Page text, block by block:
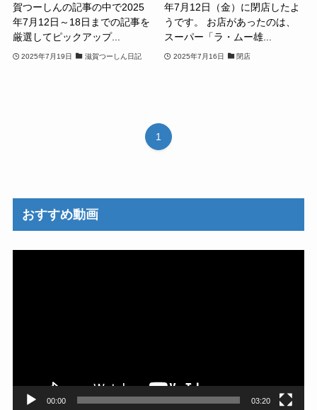
賀つーしんの記事の中で2025
年7月12日～18日までの記事を
厳選してピックアップ...
2025年7月19日 滋賀つーしん日記
年7月12日（金）に閉店したよ
うです。 お店があったのは、
スーパー「ラ・ムー雄...
2025年7月16日 閉店
1
おすすめ動画
00:00 03:20